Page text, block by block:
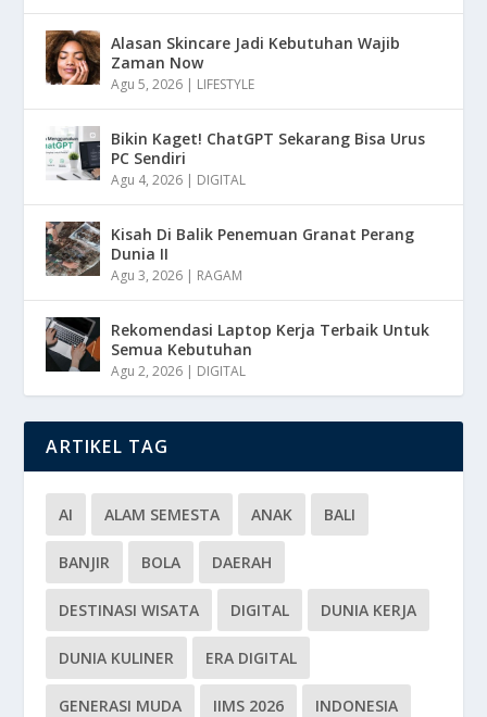
Alasan Skincare Jadi Kebutuhan Wajib
Zaman Now
Agu 5, 2026 | LIFESTYLE
Bikin Kaget! ChatGPT Sekarang Bisa Urus
PC Sendiri
Agu 4, 2026 | DIGITAL
Kisah Di Balik Penemuan Granat Perang
Dunia II
Agu 3, 2026 | RAGAM
Rekomendasi Laptop Kerja Terbaik Untuk
Semua Kebutuhan
Agu 2, 2026 | DIGITAL
ARTIKEL TAG
AI ALAM SEMESTA ANAK BALI
BANJIR BOLA DAERAH
DESTINASI WISATA DIGITAL DUNIA KERJA
DUNIA KULINER ERA DIGITAL
GENERASI MUDA IIMS 2026 INDONESIA